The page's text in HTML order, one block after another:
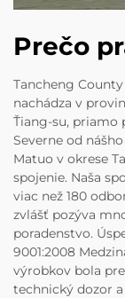
Prečo
Tancheng
nachádza v
Ťiang-su, priamo
Severne od
Matuo v okrese
spojenie. Naša
viac než 180
zvlášť pozýva
poradenstvo.
9001:2008
výrobkov bola
technický dozor